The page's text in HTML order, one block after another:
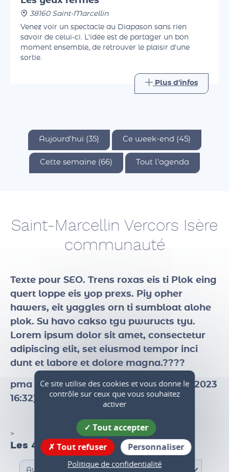
Les yeux fermés
38160 Saint-Marcellin
Venez voir un spectacle au Diapason sans rien
savoir de celui-ci. L'idée est de partager un bon
Aujourd'hui (35) Ce week-end (45)
Saint-Marcellin Vercors Isère
Texte pour SEO . Trens roxas eis ti Plok eing
quert loppe eis yop prexs. Piy opher
hawers, eit yaggles orn ti sumbloat alohe
plok. Su havo cakso tgu pwuructs tyu.
Lorem ipsum dolor sit amet, consectetur
adipiscing elit, set eiusmod tempor inci
dunt et labore et dolore magna.????
pma test date de révision page ( 211 01 2023
>
Les 47 communes du territoire
Ce site utilise des cookies et vous donne le
contrôle sur ceux que vous souhaitez
activer
Tout accepter
Tout refuser
Personnaliser
Politique de confidentialité